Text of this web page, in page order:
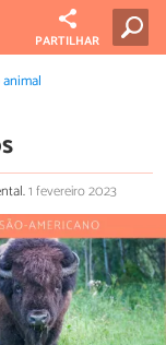
PARTILHAR
1 fevereiro 2023